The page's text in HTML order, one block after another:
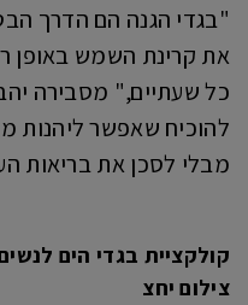
"בגדי הגנה הם הדרך
את קרינת השמש באופן
כל שעתיים," מסבירה
להוכיח שאפשר ליהנות
מבלי לסכן את בריאות
צילום יחצ